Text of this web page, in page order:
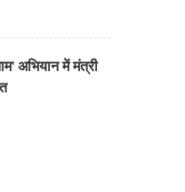
अभियान में मंत्री